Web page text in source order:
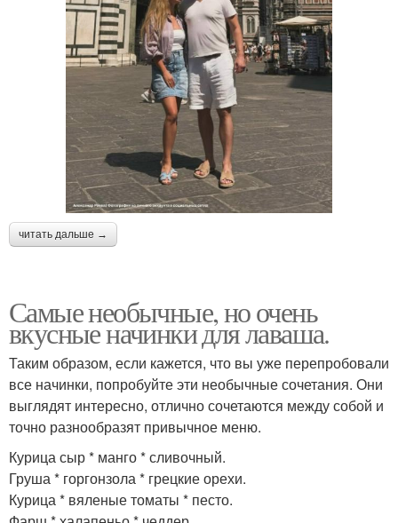
читать дальше →
Самые необычные, но очень
вкусные начинки для лаваша.
Таким образом, если кажется, что вы уже перепробовали
все начинки, попробуйте эти необычные сочетания. Они
выглядят интересно, отлично сочетаются между собой и
точно разнообразят привычное меню.
Курица сыр * манго * сливочный.
Груша * горгонзола * грецкие орехи.
Курица * вяленые томаты * песто.